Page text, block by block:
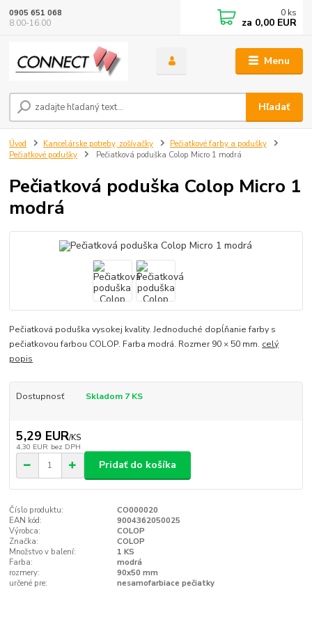
Menu
Hľadať
0905 651 068
8.00-16.00
0 ks
za 0,00 EUR
Úvod Kancelárske potreby, zošívačky
Pečiatkové farby a podušky
Pečiatkové podušky
Pečiatková poduška Colop Micro 1 modrá
Pečiatková poduška Colop Micro 1
modrá
Pečiatková poduška vysokej kvality. Jednoduché dopĺňanie farby s
pečiatkovou farbou COLOP. Farba modrá. Rozmer 90 × 50 mm. celý
popis
Dostupnosť Skladom 7 KS
5,29 EUR/KS
4,30 EUR bez DPH
Pridať do košíka
Číslo produktu:
CO000020
EAN kód:
9004362050025
Výrobca:
COLOP
Značka:
COLOP
Množstvo v balení:
1 KS
Farba:
modrá
rozmery:
90x50 mm
určené pre:
nesamofarbiace pečiatky